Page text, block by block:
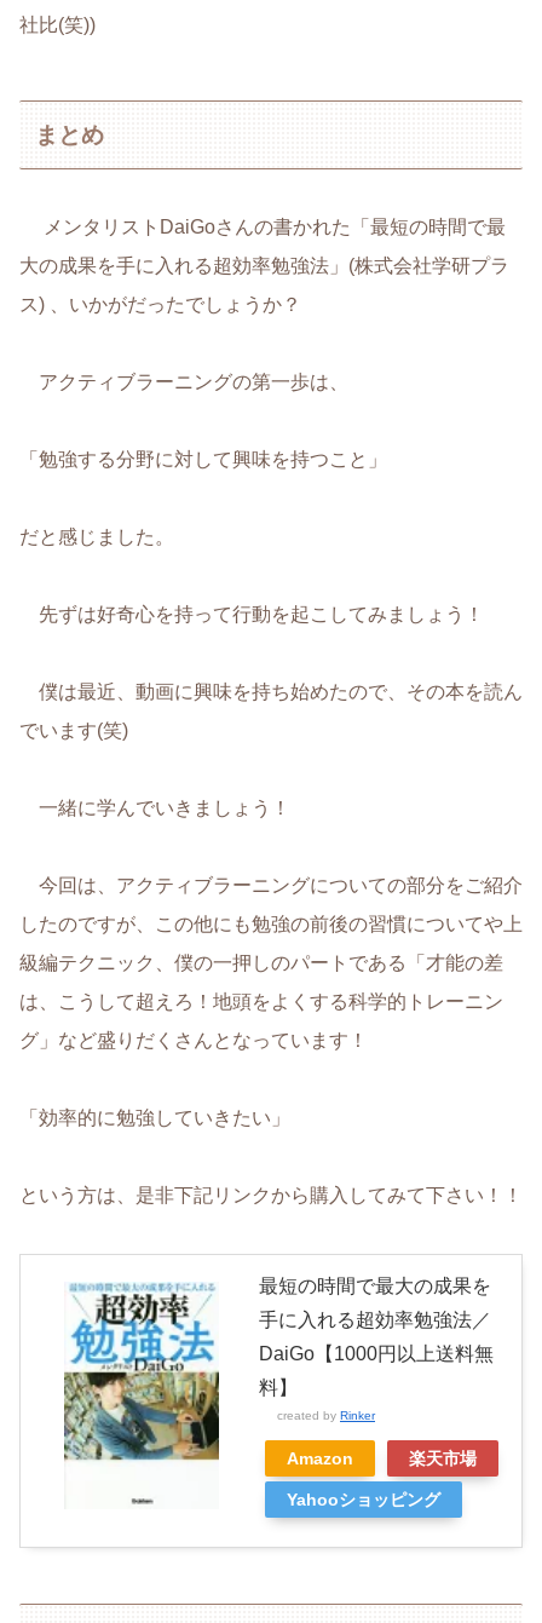
社比(笑))
まとめ
メンタリストDaiGoさんの書かれた「最短の時間で最
大の成果を手に入れる超効率勉強法」(株式会社学研プラ
ス) 、いかがだったでしょうか？
アクティブラーニングの第一歩は、
「勉強する分野に対して興味を持つこと」
だと感じました。
先ずは好奇心を持って行動を起こしてみましょう！
僕は最近、動画に興味を持ち始めたので、その本を読ん
でいます(笑)
一緒に学んでいきましょう！
今回は、アクティブラーニングについての部分をご紹介
したのですが、この他にも勉強の前後の習慣についてや上
級編テクニック、僕の一押しのパートである「才能の差
は、こうして超えろ！地頭をよくする科学的トレーニン
グ」など盛りだくさんとなっています！
「効率的に勉強していきたい」
という方は、是非下記リンクから購入してみて下さい！！
最短の時間で最大の成果を
手に入れる超効率勉強法／
DaiGo【1000円以上送料無
料】
created by Rinker
Amazon 楽天市場
Yahooショッピング